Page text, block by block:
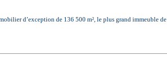
d’exception de 136 500 m², le plus grand immeuble de